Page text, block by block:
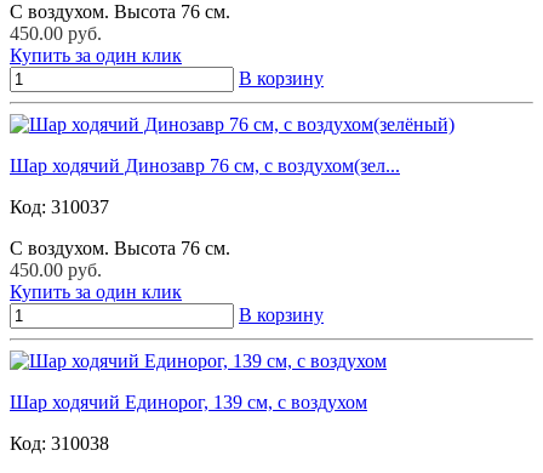
С воздухом. Высота 76 см.
450.00 руб.
Купить за один клик
В корзину
Шар ходячий Динозавр 76 см, с воздухом(зел...
Код: 310037
С воздухом. Высота 76 см.
450.00 руб.
Купить за один клик
В корзину
Шар ходячий Единорог, 139 см, с воздухом
Код: 310038